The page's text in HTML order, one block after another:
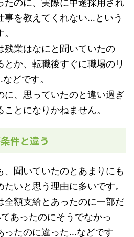
たのに、実際に中途採用され
事を教えてくれない…という
残業はなにと聞いていたの
とか、転職後すぐに職場のリ
どです。
に、思っていたのと違い過ぎ
とになりかねません。
件と違う
、聞いていたのとあまりにも
いと思う理由に多いです。
全額支給とあったのに一部だ
あったのにそうでなかっ
ったのに違った…などです